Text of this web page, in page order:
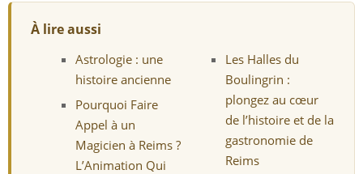
À lire aussi
Astrologie : une
histoire ancienne
Pourquoi Faire
Appel à un
Magicien à Reims ?
L’Animation Qui
Les Halles du
Boulingrin :
plongez au cœur
de l’histoire et de la
gastronomie de
Reims